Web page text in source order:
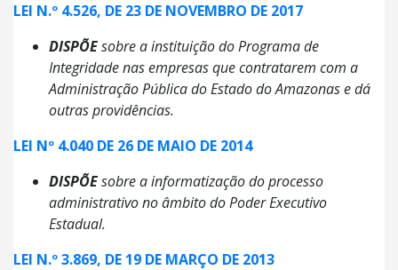
LEI N.º 4.526, DE 23 DE NOVEMBRO DE 2017
DISPÕEsobre a instituição do Programa de
Integridade nas empresas que contratarem com a
Administração Pública do Estado do Amazonas e dá
outras providências.
LEI Nº 4.040 DE 26 DE MAIO DE 2014
DISPÕEsobre a informatização do processo
administrativo no âmbito do Poder Executivo
Estadual.
LEI N.º 3.869, DE 19 DE MARÇO DE 2013